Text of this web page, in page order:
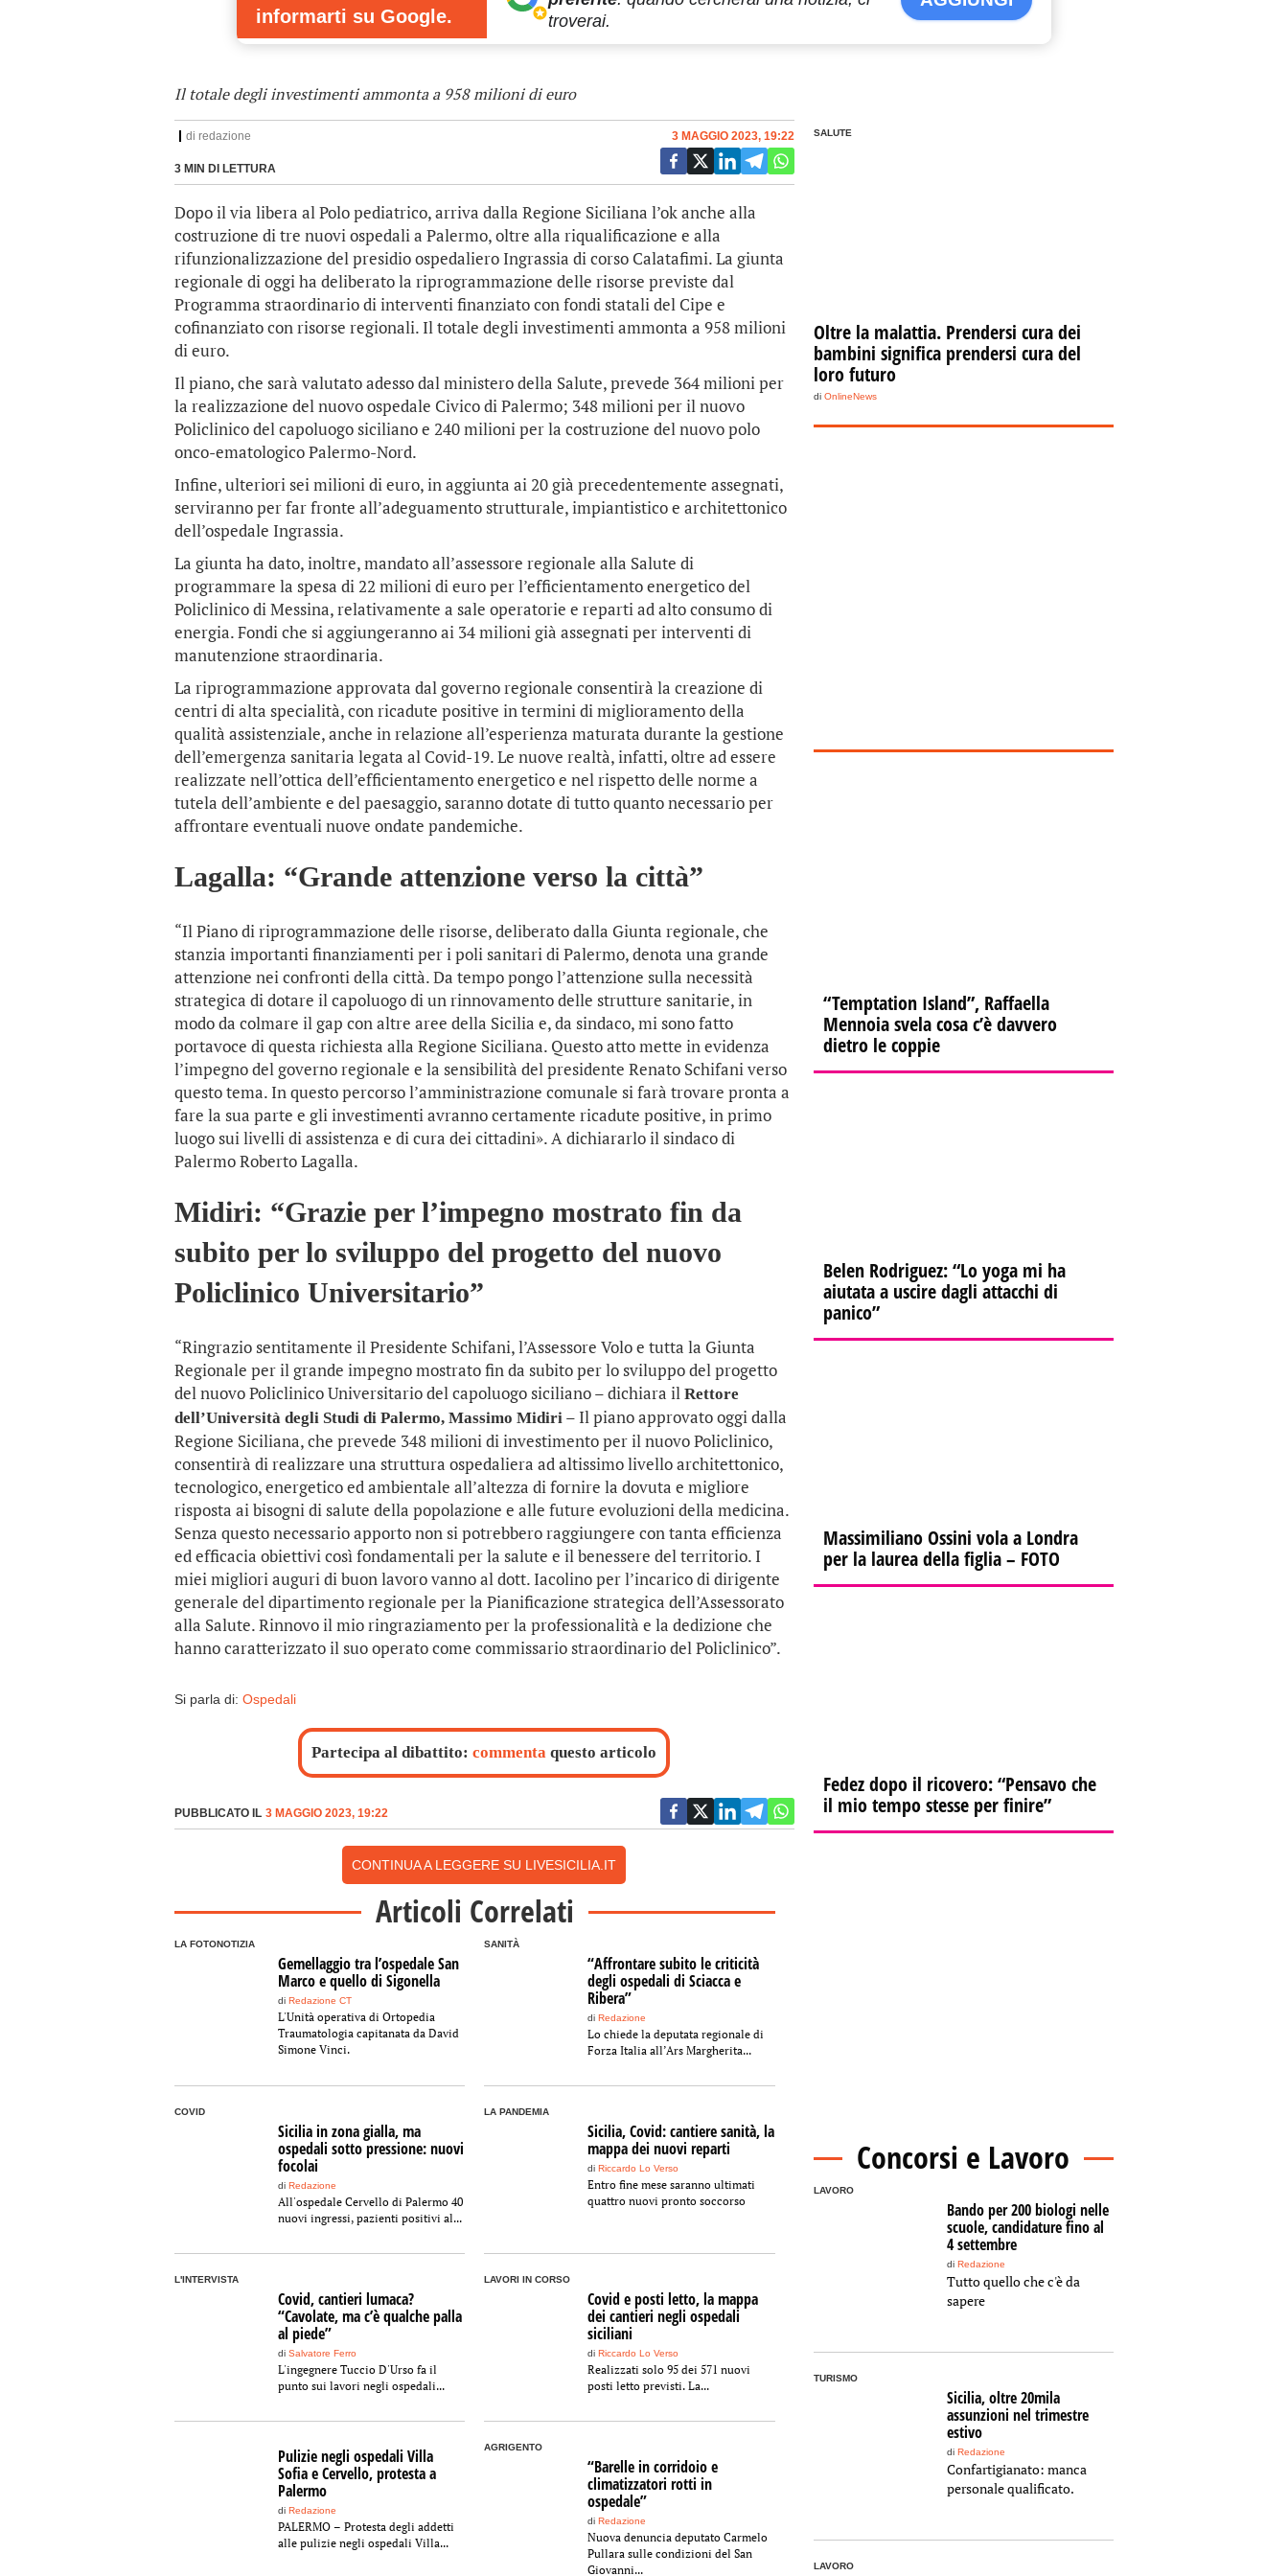
informarti su Google.
troverai.
Il totale degli investimenti ammonta a 958 milioni di euro
di redazione
3 MIN DI LETTURA
3 MAGGIO 2023, 19:22
Dopo il via libera al Polo pediatrico, arriva dalla Regione Siciliana l’ok anche alla
costruzione di tre nuovi ospedali a Palermo, oltre alla riqualificazione e alla
rifunzionalizzazione del presidio ospedaliero Ingrassia di corso Calatafimi. La giunta
regionale di oggi ha deliberato la riprogrammazione delle risorse previste dal
Programma straordinario di interventi finanziato con fondi statali del Cipe e
cofinanziato con risorse regionali. Il totale degli investimenti ammonta a 958 milioni
di euro.
Il piano, che sarà valutato adesso dal ministero della Salute, prevede 364 milioni per
la realizzazione del nuovo ospedale Civico di Palermo; 348 milioni per il nuovo
Policlinico del capoluogo siciliano e 240 milioni per la costruzione del nuovo polo
onco-ematologico Palermo-Nord.
Infine, ulteriori sei milioni di euro, in aggiunta ai 20 già precedentemente assegnati,
serviranno per far fronte all’adeguamento strutturale, impiantistico e architettonico
dell’ospedale Ingrassia.
La giunta ha dato, inoltre, mandato all’assessore regionale alla Salute di
programmare la spesa di 22 milioni di euro per l’efficientamento energetico del
Policlinico di Messina, relativamente a sale operatorie e reparti ad alto consumo di
energia. Fondi che si aggiungeranno ai 34 milioni già assegnati per interventi di
manutenzione straordinaria.
La riprogrammazione approvata dal governo regionale consentirà la creazione di
centri di alta specialità, con ricadute positive in termini di miglioramento della
qualità assistenziale, anche in relazione all’esperienza maturata durante la gestione
dell’emergenza sanitaria legata al Covid-19. Le nuove realtà, infatti, oltre ad essere
realizzate nell’ottica dell’efficientamento energetico e nel rispetto delle norme a
tutela dell’ambiente e del paesaggio, saranno dotate di tutto quanto necessario per
affrontare eventuali nuove ondate pandemiche.
Lagalla: “Grande attenzione verso la città”
“Il Piano di riprogrammazione delle risorse, deliberato dalla Giunta regionale, che
stanzia importanti finanziamenti per i poli sanitari di Palermo, denota una grande
attenzione nei confronti della città. Da tempo pongo l’attenzione sulla necessità
strategica di dotare il capoluogo di un rinnovamento delle strutture sanitarie, in
modo da colmare il gap con altre aree della Sicilia e, da sindaco, mi sono fatto
portavoce di questa richiesta alla Regione Siciliana. Questo atto mette in evidenza
l’impegno del governo regionale e la sensibilità del presidente Renato Schifani verso
questo tema. In questo percorso l’amministrazione comunale si farà trovare pronta a
fare la sua parte e gli investimenti avranno certamente ricadute positive, in primo
luogo sui livelli di assistenza e di cura dei cittadini». A dichiararlo il sindaco di
Palermo Roberto Lagalla.
Midiri: “Grazie per l’impegno mostrato fin da
subito per lo sviluppo del progetto del nuovo
Policlinico Universitario”
“Ringrazio sentitamente il Presidente Schifani, l’Assessore Volo e tutta la Giunta
Regionale per il grande impegno mostrato fin da subito per lo sviluppo del progetto
del nuovo Policlinico Universitario del capoluogo siciliano – dichiara il Rettore
dell’Università degli Studi di Palermo, Massimo Midiri – Il piano approvato oggi dalla
Regione Siciliana, che prevede 348 milioni di investimento per il nuovo Policlinico,
consentirà di realizzare una struttura ospedaliera ad altissimo livello architettonico,
tecnologico, energetico ed ambientale all’altezza di fornire la dovuta e migliore
risposta ai bisogni di salute della popolazione e alle future evoluzioni della medicina.
Senza questo necessario apporto non si potrebbero raggiungere con tanta efficienza
ed efficacia obiettivi così fondamentali per la salute e il benessere del territorio. I
miei migliori auguri di buon lavoro vanno al dott. Iacolino per l’incarico di dirigente
generale del dipartimento regionale per la Pianificazione strategica dell’Assessorato
alla Salute. Rinnovo il mio ringraziamento per la professionalità e la dedizione che
hanno caratterizzato il suo operato come commissario straordinario del Policlinico”.
Si parla di: Ospedali
Partecipa al dibattito:commenta questo articolo
PUBBLICATO IL 3 MAGGIO 2023, 19:22
CONTINUA A LEGGERE SU LIVESICILIA.IT
Articoli Correlati
LA FOTONOTIZIA
Gemellaggio tra l’ospedale San
Marco e quello di Sigonella
di Redazione CT
L'Unità operativa di Ortopedia
Traumatologia capitanata da David
Simone Vinci.
SANITÀ
“Affrontare subito le criticità
degli ospedali di Sciacca e
Ribera”
diRedazione
Lo chiede la deputata regionale di
Forza Italia all’Ars Margherita...
COVID
Sicilia in zona gialla, ma
ospedali sotto pressione: nuovi
focolai
di Redazione
All'ospedale Cervello di Palermo 40
nuovi ingressi, pazienti positivi al...
LA PANDEMIA
Sicilia, Covid: cantiere sanità, la
mappa dei nuovi reparti
diRiccardo Lo Verso
Entro fine mese saranno ultimati
quattro nuovi pronto soccorso
L'INTERVISTA
Covid, cantieri lumaca?
“Cavolate, ma c’è qualche palla
al piede”
di Salvatore Ferro
L'ingegnere Tuccio D'Urso fa il
punto sui lavori negli ospedali...
LAVORI IN CORSO
Covid e posti letto, la mappa
dei cantieri negli ospedali
siciliani
diRiccardo Lo Verso
Realizzati solo 95 dei 571 nuovi
posti letto previsti. La...
Pulizie negli ospedali Villa
Sofia e Cervello, protesta a
Palermo
di Redazione
PALERMO – Protesta degli addetti
alle pulizie negli ospedali Villa...
AGRIGENTO
“Barelle in corridoio e
climatizzatori rotti in
ospedale”
diRedazione
Nuova denuncia deputato Carmelo
Pullara sulle condizioni del San
Giovanni...
SALUTE
Oltre la malattia. Prendersi cura dei
bambini significa prendersi cura del
loro futuro
di OnlineNews
“Temptation Island”, Raffaella
Mennoia svela cosa c’è davvero
dietro le coppie
Belen Rodriguez: “Lo yoga mi ha
aiutata a uscire dagli attacchi di
panico”
Massimiliano Ossini vola a Londra
per la laurea della figlia – FOTO
Fedez dopo il ricovero: “Pensavo che
il mio tempo stesse per finire”
Concorsi e Lavoro
LAVORO
Bando per 200 biologi nelle
scuole, candidature fino al
4 settembre
di Redazione
Tutto quello che c'è da
sapere
TURISMO
Sicilia, oltre 20mila
assunzioni nel trimestre
estivo
di Redazione
Confartigianato: manca
personale qualificato.
LAVORO